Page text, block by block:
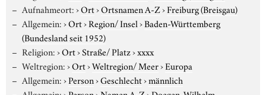
Aufnahmeort:›Ort›Ortsnamen A-Z›Freiburg (Breisgau)
Allgemein:›Ort›Region/ Insel›Baden-Württemberg
(Bundesland seit 1952)
Religion:›Ort›Straße/ Platz›xxxx
Weltregion:›Ort›Weltregion/ Meer›Europa
Allgemein:›Person›Geschlecht›männlich